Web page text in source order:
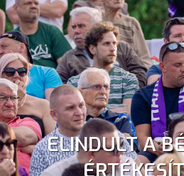
ELINDULT A